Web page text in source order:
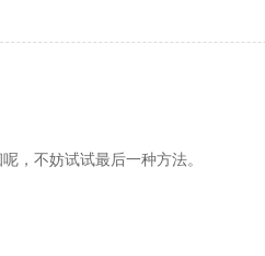
，不妨试试最后一种方法。